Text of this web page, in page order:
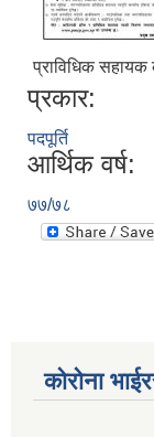
प्राविधिक सहायक
प्रकार:
पदपूर्ति
आर्थिक वर्ष:
७७/७८
कोरोना